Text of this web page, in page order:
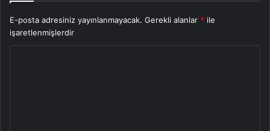
E-posta adresiniz yayınlanmayacak. Gerekli alanlar * ile
işaretlenmişlerdir